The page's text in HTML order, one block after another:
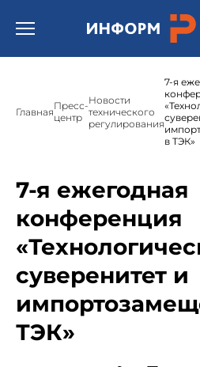
Открыть бургер меню.
ГлавнаяПресс-
центр
Новости
технического
регулирования
7-я
в ТЭК»
7-я ежегодная
конференция
суверенитет и
ТЭК»